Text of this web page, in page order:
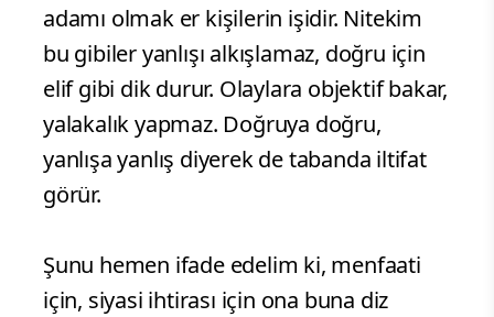
adamı olmak er kişilerin işidir. Nitekim
bu gibiler yanlışı alkışlamaz, doğru için
elif gibi dik durur. Olaylara objektif bakar,
yalakalık yapmaz. Doğruya doğru,
yanlışa yanlış diyerek de tabanda iltifat
görür.
Şunu hemen ifade edelim ki, menfaati
için, siyasi ihtirası için ona buna diz